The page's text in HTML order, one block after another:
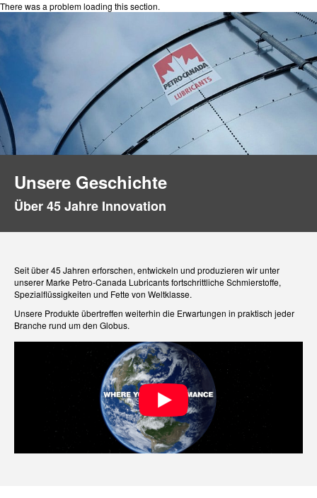
There was a problem loading this section.
Unsere Geschichte
Über 45 Jahre Innovation
Seit über 45 Jahren erforschen, entwickeln und produzieren wir unter
unserer Marke Petro-Canada Lubricants fortschrittliche Schmierstoffe,
Spezialflüssigkeiten und Fette von Weltklasse.
Unsere Produkte übertreffen weiterhin die Erwartungen in praktisch jeder
Branche rund um den Globus.